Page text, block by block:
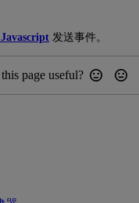
发送事件。
page useful?